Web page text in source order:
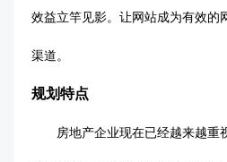
效益立竿见影。让网站成为有效的
渠道。
规划特点
房地产企业现在已经越来越重